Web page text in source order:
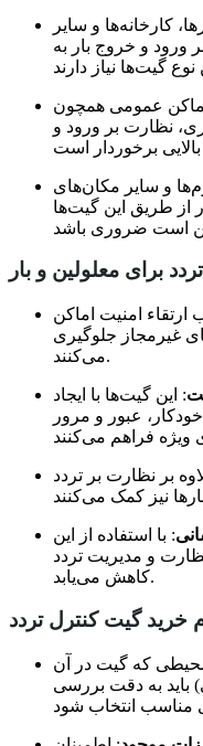
کارخانه‌ها و سایر
ورود و خروج بار به
عمومی همچون
نظارت بر ورود و
و سایر مکان‌های
از طریق این گیت‌ها
برای معلولین و بار
امنیت اماکن
غیرمجاز جلوگیری
می‌کنند.
: این گیت‌ها با ایجاد
عبور و مرور
بر نظارت بر تردد
: با استفاده از این
و مدیریت تردد
کاهش می‌یابد.
خرید گیت کنترل تردد
که گیت در آن
باید به دقت بررسی